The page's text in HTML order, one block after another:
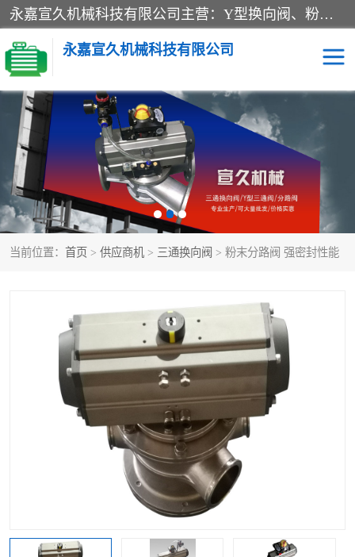
永嘉宣久机械科技有限公司主营：Y型换向阀、粉体换向阀、板式换向阀、三通换向阀、三通换向器、三通分路阀、管路换向阀等产品及服务。
永嘉宣久机械科技有限公司
当前位置： 首页 > 供应商机 > 三通换向阀 > 粉末分路阀 强密封性能
换向阀 Y型换向阀
板式换向阀 粉料换向阀
粉体换向阀 管道换向阀
管路换向阀 三通换向阀
Y型三通阀
气动三通阀 不锈钢三通阀
Y型转向阀
Y型球阀
气动球阀